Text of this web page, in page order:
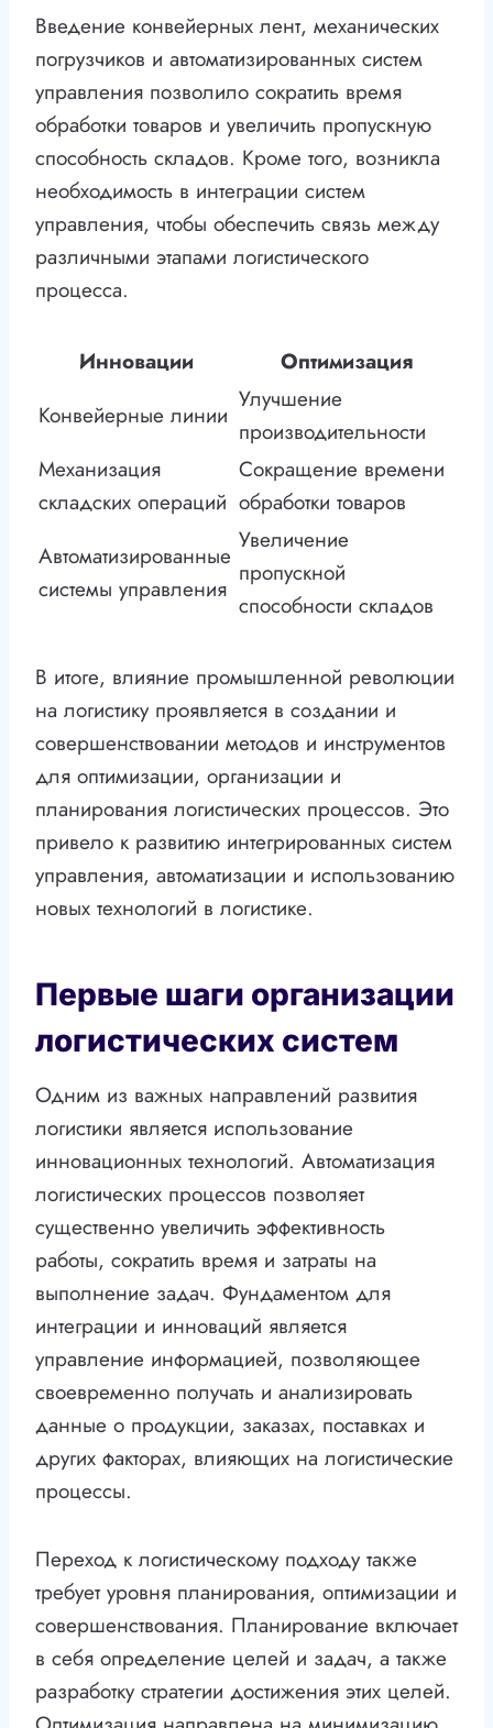
Введение конвейерных лент, механических
погрузчиков и автоматизированных систем
управления позволило сократить время
обработки товаров и увеличить пропускную
способность складов. Кроме того, возникла
необходимость в интеграции систем
управления, чтобы обеспечить связь между
различными этапами логистического
процесса.
Инновации
Оптимизация
Конвейерные линии
Улучшение
производительности
Механизация
складских операций
Сокращение времени
обработки товаров
Автоматизированные
системы управления
Увеличение
пропускной
способности складов
В итоге, влияние промышленной революции
на логистику проявляется в создании и
совершенствовании методов и инструментов
для оптимизации, организации и
планирования логистических процессов. Это
привело к развитию интегрированных систем
управления, автоматизации и использованию
новых технологий в логистике.
Первые шаги организации
логистических систем
Одним из важных направлений развития
логистики является использование
инновационных технологий. Автоматизация
логистических процессов позволяет
существенно увеличить эффективность
работы, сократить время и затраты на
выполнение задач. Фундаментом для
интеграции и инноваций является
управление информацией, позволяющее
своевременно получать и анализировать
данные о продукции, заказах, поставках и
других факторах, влияющих на логистические
процессы.
Переход к логистическому подходу также
требует уровня планирования, оптимизации и
совершенствования. Планирование включает
в себя определение целей и задач, а также
разработку стратегии достижения этих целей.